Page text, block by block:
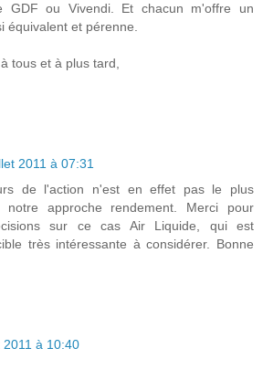
GDF ou Vivendi. Et chacun m'offre un
équivalent et pérenne.
tous et à plus tard,
2011 à 07:31
de l'action n'est en effet pas le plus
notre approche rendement. Merci pour
sur ce cas Air Liquide, qui est
très intéressante à considérer. Bonne
2011 à 10:40